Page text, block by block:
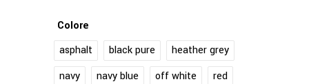
Colore
asphalt
black pure
heather grey
navy
navy blue off white
red